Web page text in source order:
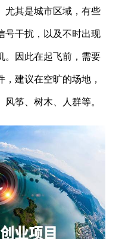
尤其是城市区域，有些
号干扰，以及不时出现
。因此在起飞前，需要
建议在空旷的场地，
筝、树木、人群等。